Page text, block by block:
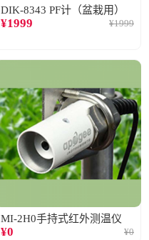
DIK-8343 PF计（盆栽用）
¥1999 ¥1999
MI-2H0手持式红外测温仪
¥0 ¥0